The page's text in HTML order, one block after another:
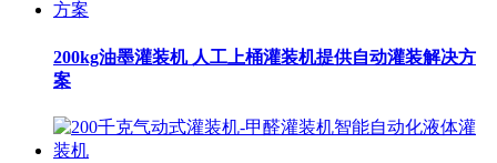
200kg油墨灌装机 人工上桶灌装机提供自动灌装解决方
案